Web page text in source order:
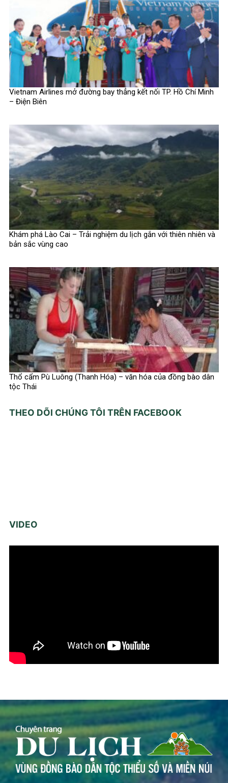
Vietnam Airlines mở đường bay thẳng kết nối TP. Hồ Chí Minh
– Điện Biên
Khám phá Lào Cai – Trải nghiệm du lịch gắn với thiên nhiên và
bản sắc vùng cao
Thổ cẩm Pù Luông (Thanh Hóa) – văn hóa của đồng bào dân
tộc Thái
THEO DÕI CHÚNG TÔI TRÊN FACEBOOK
VIDEO